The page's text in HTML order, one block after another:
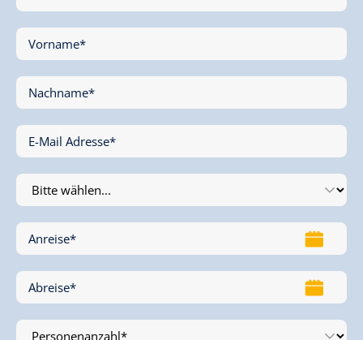
Vorname*
Nachname*
E-Mail Adresse*
Anreise*
Abreise*